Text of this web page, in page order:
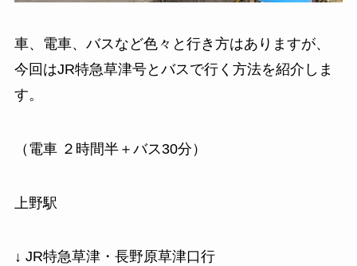
車、電車、バスなど色々と行き方はありますが、
今回はJR特急草津号とバスで行く方法を紹介しま
す。
（電車 ２時間半＋バス30分）
上野駅
↓ JR特急草津・長野原草津口行